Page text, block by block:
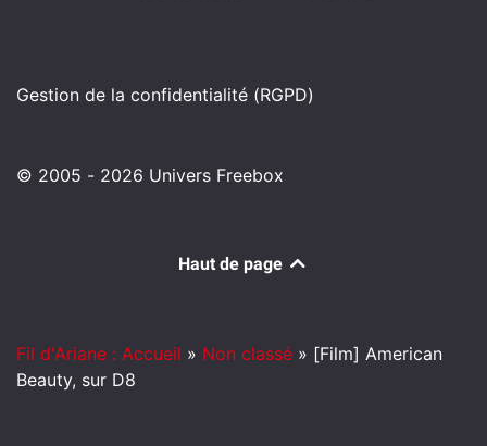
Gestion de la confidentialité (RGPD)
© 2005 - 2026 Univers Freebox
Haut de page
Fil d'Ariane : Accueil » Non classé » [Film] American
Beauty, sur D8